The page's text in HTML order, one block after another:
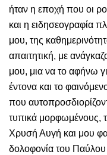
ήταν η εποχή που οι
και η ειδησεογραφία
μου, της
απαιτητική, με
μου, μια να το αφήνω
έντονα και το
που
τυπικά μορφωμένους,
Χρυσή Αυγή και μου
δολοφονία του Παύλου